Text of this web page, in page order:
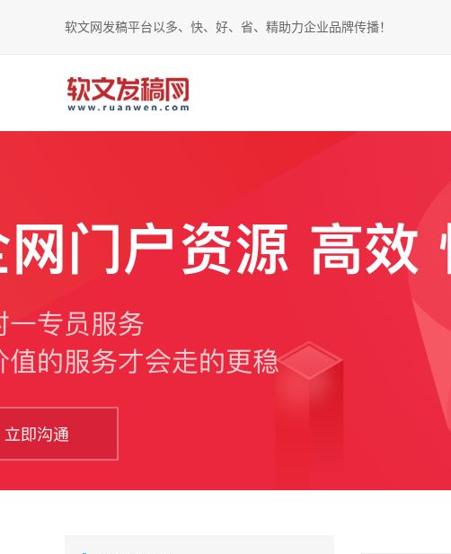
软文网发稿平台以多、快、好、省、精助力企业品牌传播！